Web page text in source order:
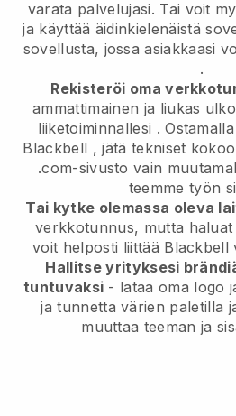
varata palvelujasi. Tai voit
ja käyttää äidinkielenäistä
sovellusta, jossa asiakkaasi
.
Rekisteröi oma
ammattimainen ja liukas
liiketoiminnallesi .
Blackbell , jätä tekniset
.com-sivusto vain
teemme työn
Tai kytke olemassa oleva
verkkotunnus, mutta haluat
voit helposti liittää Blackbell
Hallitse yrityksesi
tuntuvaksi - lataa oma logo
ja tunnetta värien paletilla
muuttaa teeman ja